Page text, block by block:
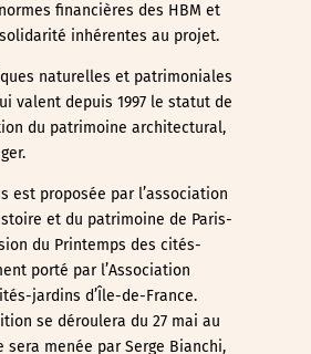
financières des HBM et
inhérentes au projet.
naturelles et patrimoniales
valent depuis 1997 le statut de
du patrimoine architectural,
est proposée par l’association
et du patrimoine de Paris-
du Printemps des cités-
porté par l’Association
jardins d’Île-de-France.
se déroulera du 27 mai au
sera menée par Serge Bianchi,